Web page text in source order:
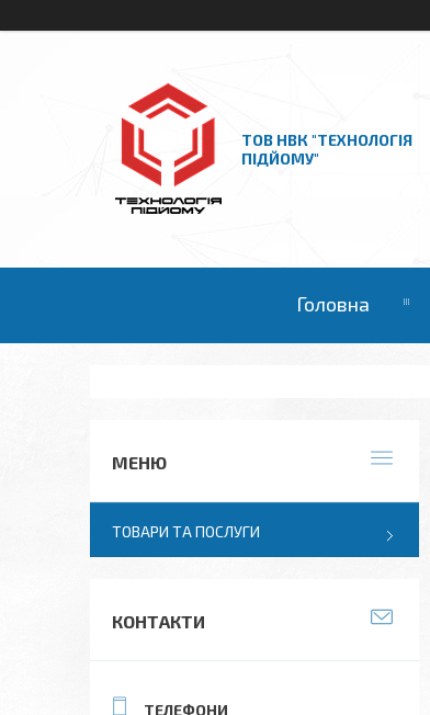
ТОВ НВК "ТЕХНОЛОГІЯ
ПІДЙОМУ"
Головна
ТОВАРИ ТА ПОСЛУГИ
КОНТАКТИ